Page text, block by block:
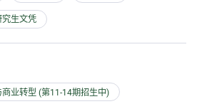
究生文凭
商业转型 (第11-14期招生中)